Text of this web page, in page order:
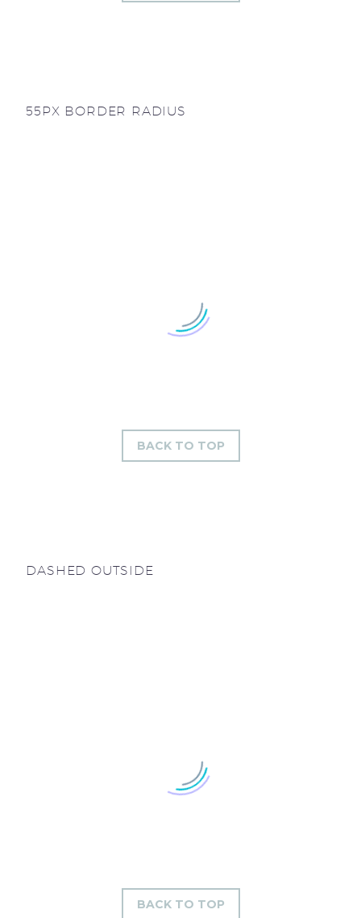
55PX BORDER RADIUS
BACK TO TOP
DASHED OUTSIDE
BACK TO TOP